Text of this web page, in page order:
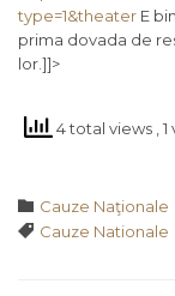
type=1&theater E
prima dovada de
lor.]]>
4 total views ,
 Category
Cauze Naţionale
 Tags
Cauze Nationale